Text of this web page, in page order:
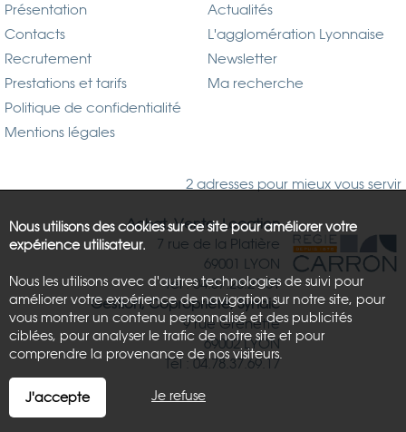
Présentation
Contacts
Recrutement
Prestations et tarifs
Politique de confidentialité
Mentions légales
Actualités
L'agglomération Lyonnaise
Newsletter
Ma recherche
2 adresses pour mieux vous servir
Achat, Vente, Location
7 rue de la Platière
69001 LYON
Tél : 04.37.26.21.81
Gestion, Copropriété, Syndic
9 rue Grenette
69002 LYON
Tél : 04.78.37.69.17
Nous utilisons des cookies sur ce site pour améliorer votre
expérience utilisateur.
Nous les utilisons avec d'autres technologies de suivi pour
améliorer votre expérience de navigation sur notre site, pour
vous montrer un contenu personnalisé et des publicités
ciblées, pour analyser le trafic de notre site et pour
comprendre la provenance de nos visiteurs.
J'accepte Je refuse